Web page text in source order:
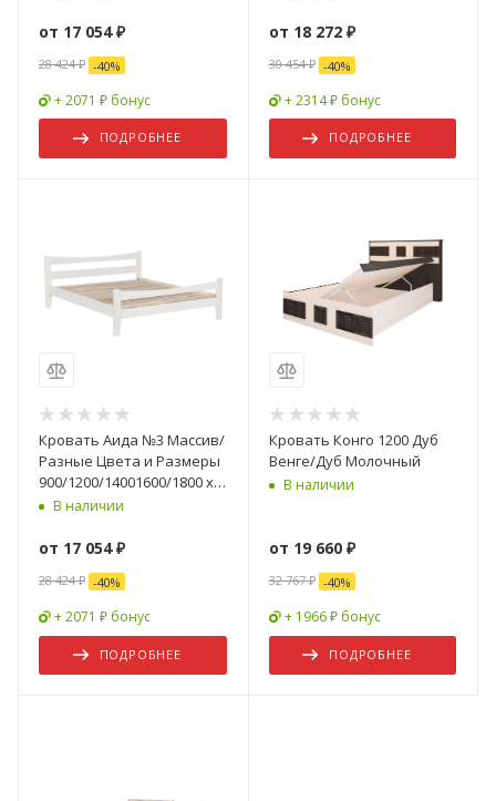
от 17 054 ₽
28 424 ₽ -40%
+ 2071 ₽ бонус
ПОДРОБНЕЕ
от 18 272 ₽
30 454 ₽ -40%
+ 2314 ₽ бонус
ПОДРОБНЕЕ
Кровать Аида №3 Массив/
Разные Цвета и Размеры
900/1200/14001600/1800 х
2000 мм
В наличии
от 17 054 ₽
28 424 ₽ -40%
+ 2071 ₽ бонус
ПОДРОБНЕЕ
Кровать Конго 1200 Дуб
Венге/Дуб Молочный
В наличии
от 19 660 ₽
32 767 ₽ -40%
+ 1966 ₽ бонус
ПОДРОБНЕЕ